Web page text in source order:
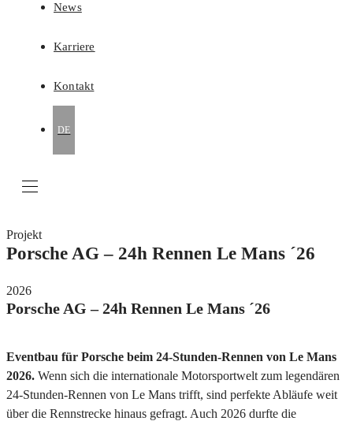
News
Karriere
Kontakt
DE
Projekt
Porsche AG – 24h Rennen Le Mans ´26
2026
Porsche AG – 24h Rennen Le Mans ´26
Eventbau für Porsche beim 24-Stunden-Rennen von Le Mans
2026. Wenn sich die internationale Motorsportwelt zum legendären
24-Stunden-Rennen von Le Mans trifft, sind perfekte Abläufe weit
über die Rennstrecke hinaus gefragt. Auch 2026 durfte die